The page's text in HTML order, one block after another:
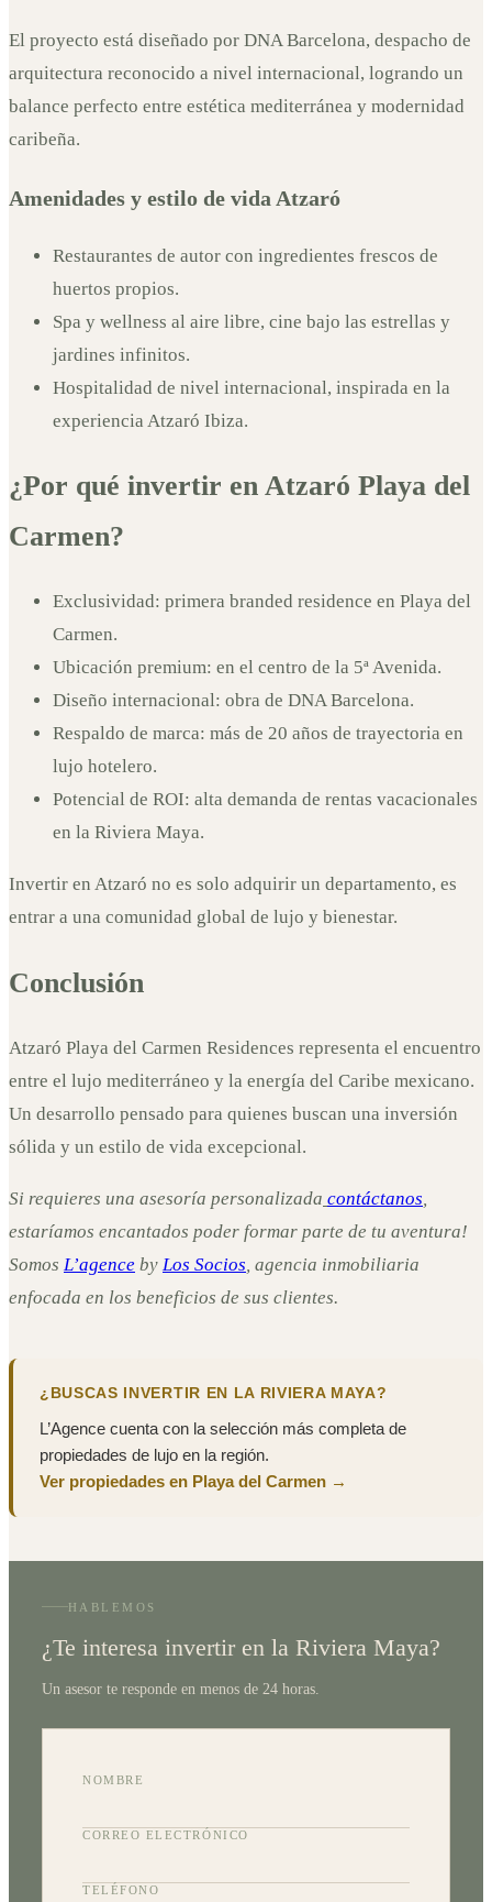
El proyecto está diseñado por DNA Barcelona, despacho de
arquitectura reconocido a nivel internacional, logrando un
balance perfecto entre estética mediterránea y modernidad
caribeña.
Amenidades y estilo de vida Atzaró
Restaurantes de autor con ingredientes frescos de
huertos propios.
Spa y wellness al aire libre, cine bajo las estrellas y
jardines infinitos.
Hospitalidad de nivel internacional, inspirada en la
experiencia Atzaró Ibiza.
¿Por qué invertir en Atzaró Playa del
Carmen?
Exclusividad: primera branded residence en Playa del
Carmen.
Ubicación premium: en el centro de la 5ª Avenida.
Diseño internacional: obra de DNA Barcelona.
Respaldo de marca: más de 20 años de trayectoria en
lujo hotelero.
Potencial de ROI: alta demanda de rentas vacacionales
en la Riviera Maya.
Invertir en Atzaró no es solo adquirir un departamento, es
entrar a una comunidad global de lujo y bienestar.
Conclusión
Atzaró Playa del Carmen Residences representa el encuentro
entre el lujo mediterráneo y la energía del Caribe mexicano.
Un desarrollo pensado para quienes buscan una inversión
sólida y un estilo de vida excepcional.
Si requieres una asesoría personalizada contáctanos
estaríamos encantados poder formar parte de tu aventura!
Somos L’agence by Los Socios , agencia inmobiliaria
enfocada en los beneficios de sus clientes.
¿BUSCAS INVERTIR EN LA RIVIERA MAYA?
L’Agence cuenta con la selección más completa de
propiedades de lujo en la región.
Ver propiedades en Playa del Carmen →
HABLEMOS
¿Te interesa invertir en la Riviera Maya?
Un asesor te responde en menos de 24 horas.
NOMBRE
CORREO ELECTRÓNICO
TELÉFONO